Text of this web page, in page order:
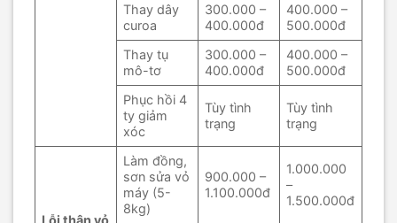
Thay dây
curoa
300.000 –
400.000đ
400.000 –
500.000đ
Thay tụ
mô-tơ
300.000 –
400.000đ
400.000 –
500.000đ
Phục hồi 4
ty giảm
xóc
Tùy tình
trạng
Tùy tình
trạng
Lỗi thân vỏ
Làm đồng,
sơn sửa vỏ
máy (5-
8kg)
900.000 –
1.100.000đ
1.000.000
–
1.500.000đ